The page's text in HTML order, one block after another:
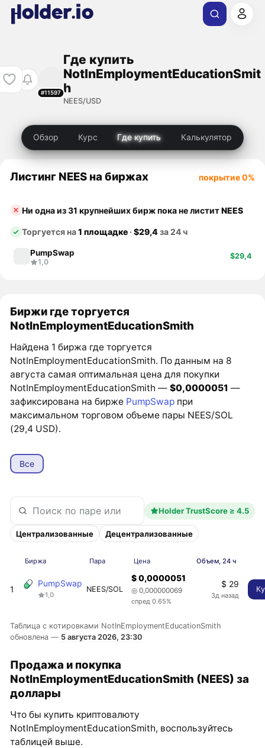
#11597
Где купить
NotInEmploymentEducationSmit
h
NEES/USD
Обзор Курс Где купить Калькулятор
Листинг NEES на биржах покрытие 0%
Ни одна из 31 крупнейших бирж пока не листитNEES
Торгуется на1 площадке ·$29,4за 24 ч
PumpSwap
1,0
$29,4
Биржи где торгуется
NotInEmploymentEducationSmith
Найдена 1 биржа где торгуется
NotInEmploymentEducationSmith. По данным на 8
августа самая оптимальная цена для покупки
NotInEmploymentEducationSmith —$0,0000051 —
зафиксирована на бирже PumpSwap при
максимальном торговом объеме пары NEES/SOL
(29,4 USD).
Все
Holder TrustScore ≥ 4.5
Централизованные Децентрализованные
Биржа Пара Цена Объем, 24 ч
1
PumpSwap
1,0
NEES/SOL
$ 0,0000051
◎ 0,000000069
спред 0.65%
$ 29
3д назад
Таблица с котировками NotInEmploymentEducationSmith
обновлена — 5 августа 2026, 23:30
Продажа и покупка
NotInEmploymentEducationSmith (NEES) за
доллары
Что бы купить криптовалюту
NotInEmploymentEducationSmith, воспользуйтесь
таблицей выше.